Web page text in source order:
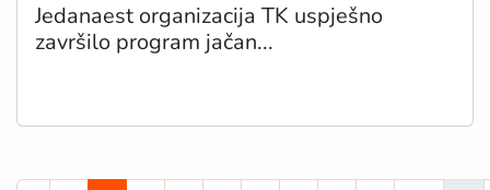
Jedanaest organizacija TK uspješno
završilo program jačan...